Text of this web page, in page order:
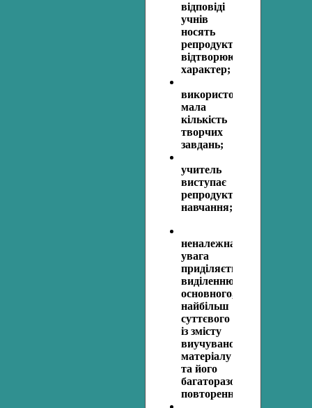
відповіді
учнів
носять
репродуктивний,
відтворюючий
характер;
використовується
мала
кількість
творчих
завдань;
учитель
виступає
репродуктором
навчання;
неналежна
увага
приділяється
виділенню
основного,
найбільш
суттєвого
із змісту
виучуваного
матеріалу
та його
багаторазовому
повторенню;